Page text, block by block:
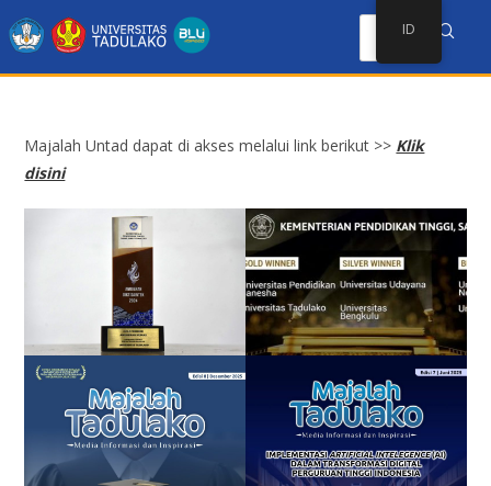
Majalah Untad dapat di akses melalui link berikut >> Klik
disini
ID